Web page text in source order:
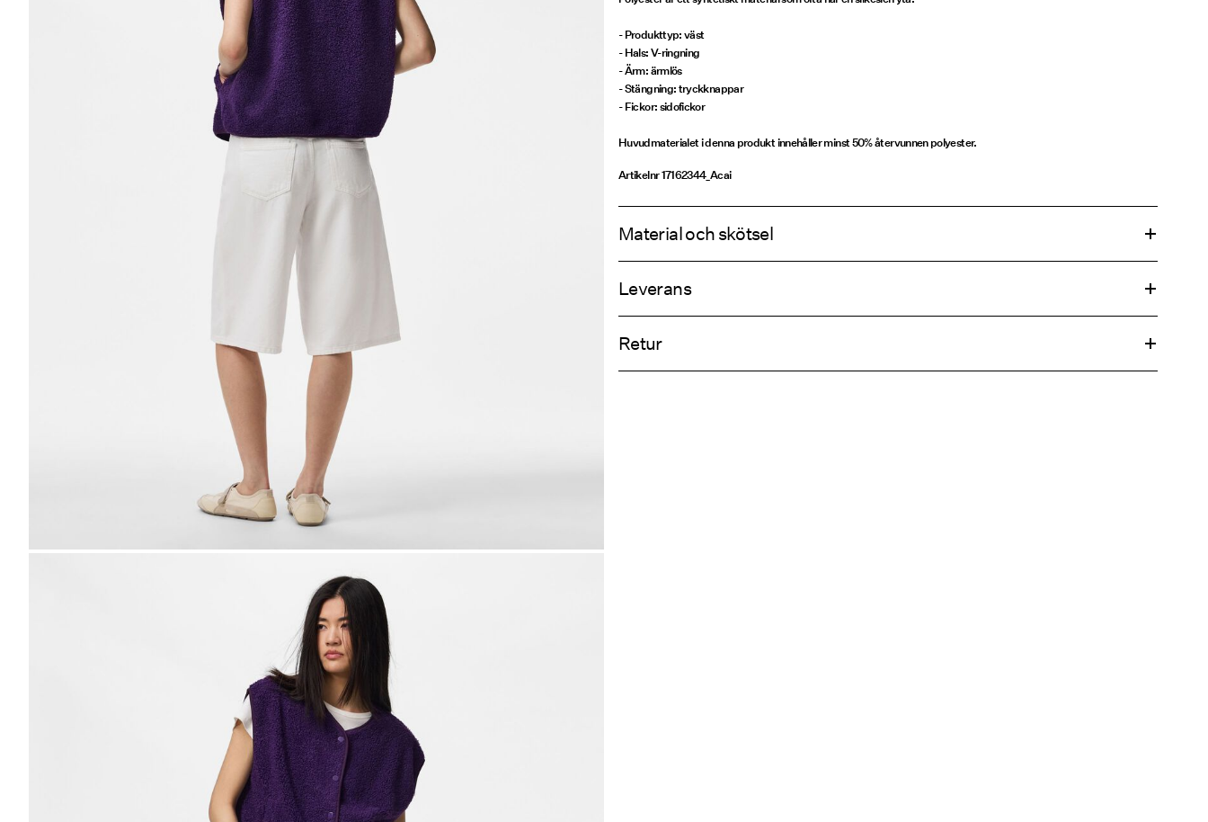
- Produkttyp: väst
- Hals: V-ringning
- Ärm: ärmlös
- Stängning: tryckknappar
- Fickor: sidofickor
Huvudmaterialet i denna produkt innehåller minst 50% återvunnen polyester.
Artikelnr17162344_Acai
Material och skötsel
Leverans
Retur